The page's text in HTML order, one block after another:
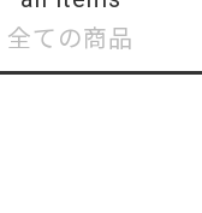
全ての商品